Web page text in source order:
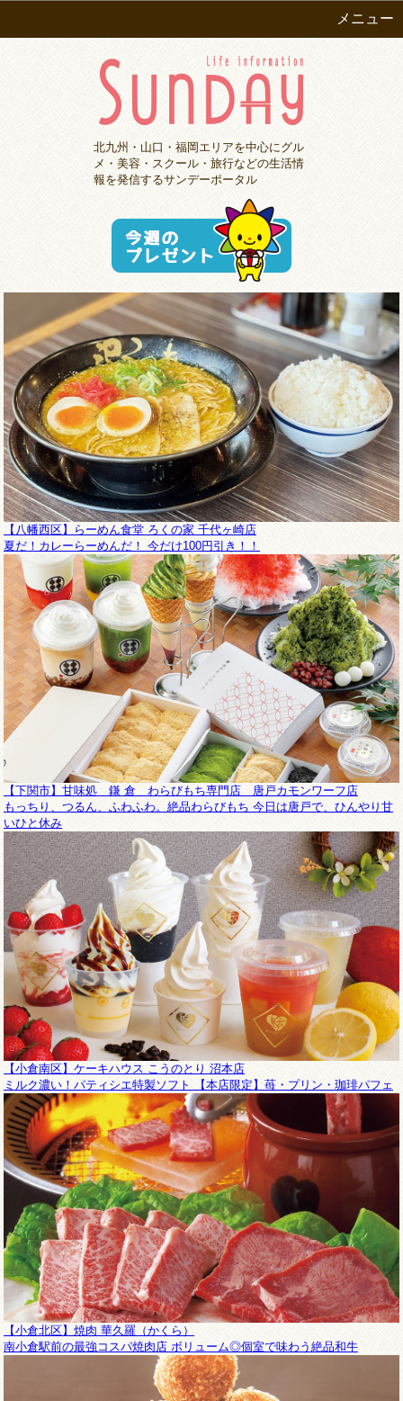
北九州・山口・福岡エリアを中心にグル
メ・美容・スクール・旅行などの生活情
報を発信するサンデーポータル
メニュー
【八幡西区】らーめん食堂 ろくの家 千代ヶ崎店
夏だ！カレーらーめんだ！ 今だけ100円引き！！
【下関市】甘味処 鎌 倉 わらびもち専門店 唐戸カモンワーフ店
もっちり、つるん、ふわふわ。絶品わらびもち 今日は唐戸で、ひんやり甘
いひと休み
【小倉南区】ケーキハウス こうのとり 沼本店
ミルク濃い！パティシエ特製ソフト 【本店限定】苺・プリン・珈琲パフェ
【小倉北区】焼肉 華久羅（かくら）
南小倉駅前の最強コスパ焼肉店 ボリューム◎個室で味わう絶品和牛